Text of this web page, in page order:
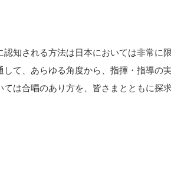
認知される方法は日本においては非常に
して、あらゆる角度から、指揮・指導の
は合唱のあり方を、皆さまとともに探